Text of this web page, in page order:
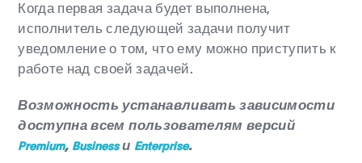
Когда первая задача будет выполнена,
исполнитель следующей задачи получит
уведомление о том, что ему можно приступить к
работе над своей задачей.
Возможность устанавливать зависимости
доступна всем пользователям версий
Premium, Businessи Enterprise.